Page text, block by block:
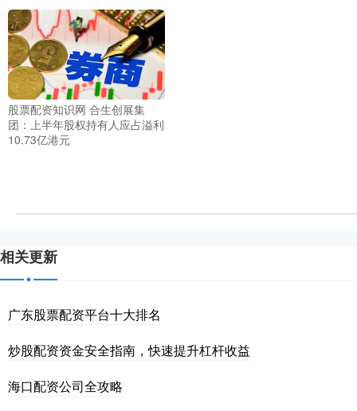
股票配资知识网 合生创展集
团：上半年股权持有人应占溢利
10.73亿港元
相关更新
广东股票配资平台十大排名
炒股配资资金安全指南，快速提升杠杆收益
海口配资公司全攻略